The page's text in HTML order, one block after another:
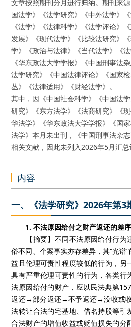
文章按照期刊分月进行归纳。期刊来
国法学》《法学研究》《中外法学》
《法学》《法律科学》《法学评论》
发展》《现代法学》《比较法研究》
学》《政治与法律》《当代法学》《
《华东政法大学学报》《中国刑事法
法学研究》《中国法律评论》《国家
丛》《法律适用》《财经法学》。
其中，因《中国社会科学》《中国法
研究》《东方法学》《法商研究》《
华法学》《华东政法大学学报》《国
法学》本月未出刊，《中国刑事法杂
相关文献，因此未列入2026年5月汇总
内容
一、《法学研究》2026年第3
1. 不法原因给付之财产返还的差
【摘要】不同不法原因给付行为
俗不同、个案事实亦存差异，其“光谱
益且伦理可责性程度较低的行为，另
具有严重伦理可责性的行为，各类行
法原因给付的财产，应以民法典第
返还→部分返还→不予返还→没收或
法转让合法的宅基地、借名持股等引
合法财产的增值收益或贬值损失的分